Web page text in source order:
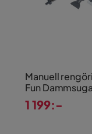
Manuell
Fun
1 199:-